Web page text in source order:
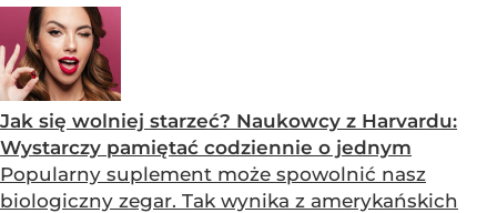
Jak się wolniej starzeć? Naukowcy z Harvardu:
Wystarczy pamiętać codziennie o jednym
Popularny suplement może spowolnić nasz
biologiczny zegar. Tak wynika z amerykańskich